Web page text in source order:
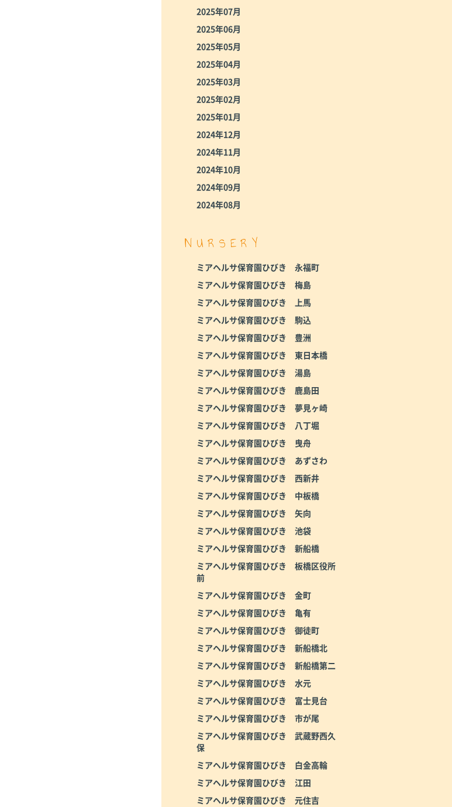
2025年07月
2025年06月
2025年05月
2025年04月
2025年03月
2025年02月
2025年01月
2024年12月
2024年11月
2024年10月
2024年09月
2024年08月
NURSERY
ミアヘルサ保育園ひびき 永福町
ミアヘルサ保育園ひびき 梅島
ミアヘルサ保育園ひびき 上馬
ミアヘルサ保育園ひびき 駒込
ミアヘルサ保育園ひびき 豊洲
ミアヘルサ保育園ひびき 東日本橋
ミアヘルサ保育園ひびき 湯島
ミアヘルサ保育園ひびき 鹿島田
ミアヘルサ保育園ひびき 夢見ヶ崎
ミアヘルサ保育園ひびき 八丁堀
ミアヘルサ保育園ひびき 曳舟
ミアヘルサ保育園ひびき あずさわ
ミアヘルサ保育園ひびき 西新井
ミアヘルサ保育園ひびき 中板橋
ミアヘルサ保育園ひびき 矢向
ミアヘルサ保育園ひびき 池袋
ミアヘルサ保育園ひびき 新船橋
ミアヘルサ保育園ひびき 板橋区役所
前
ミアヘルサ保育園ひびき 金町
ミアヘルサ保育園ひびき 亀有
ミアヘルサ保育園ひびき 御徒町
ミアヘルサ保育園ひびき 新船橋北
ミアヘルサ保育園ひびき 新船橋第二
ミアヘルサ保育園ひびき 水元
ミアヘルサ保育園ひびき 富士見台
ミアヘルサ保育園ひびき 市が尾
ミアヘルサ保育園ひびき 武蔵野西久
保
ミアヘルサ保育園ひびき 白金高輪
ミアヘルサ保育園ひびき 江田
ミアヘルサ保育園ひびき 元住吉